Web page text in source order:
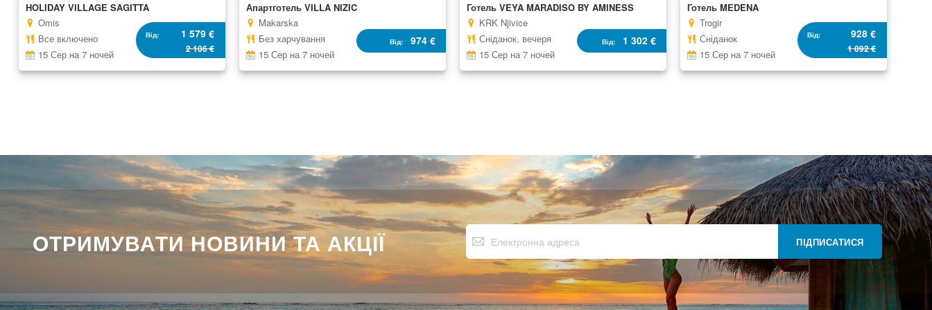
HOLIDAY VILLAGE SAGITTA
Від 1 579 €
2 106 €
Omis
Все включено
15 Сер на 7 ночей
Апартготель VILLA NIZIC
Від 974 €
Makarska
Без харчування
15 Сер на 7 ночей
Готель VEYA MARADISO BY AMINESS
Від 1 302 €
KRK Njivice
Сніданок, вечеря
15 Сер на 7 ночей
Готель MEDENA
Від 928 €
1 092 €
Trogir
Сніданок
15 Сер на 7 ночей
ОТРИМУВАТИ НОВИНИ ТА АКЦІЇ
Підпишіться
на
нашу
розсилку
новин:
ПІДПИСАТИСЯ